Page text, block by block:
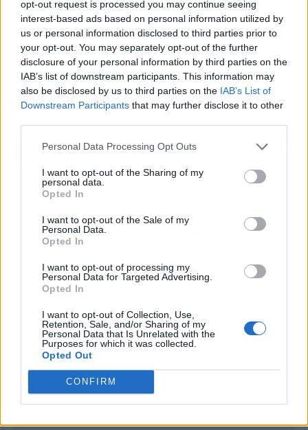
opt-out request is processed you may continue seeing
interest-based ads based on personal information utilized by
us or personal information disclosed to third parties prior to
your opt-out. You may separately opt-out of the further
disclosure of your personal information by third parties on the
IAB’s list of downstream participants. This information may
also be disclosed by us to third parties on the IAB’s List of
Downstream Participants that may further disclose it to other
Personal Data Processing Opt Outs
I want to opt-out of the Sharing of my
personal data.
Opted In
I want to opt-out of the Sale of my
Personal Data.
Opted In
I want to opt-out of processing my
Personal Data for Targeted Advertising.
Opted In
I want to opt-out of Collection, Use,
Retention, Sale, and/or Sharing of my
Personal Data that Is Unrelated with the
Purposes for which it was collected.
Opted Out
CONFIRM
debido a sus diferencias de estilo, ya que
mientras O'Malley prefiere el striking, el
georgiano destaca en la lucha en el suelo y los
derribos, aspectos en los que el de Montana
necesita mejorar.
Arrasate espera
entrenar a la Real
Sociedad o al Athletic
La FIA va a por Fernando